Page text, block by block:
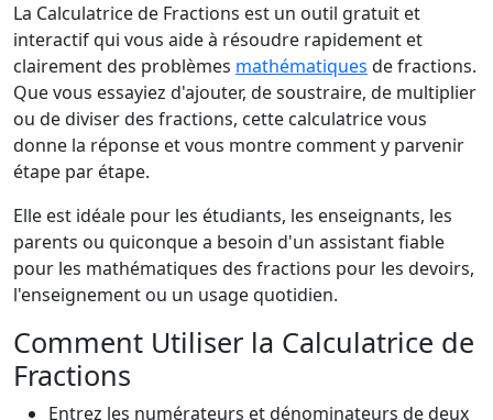
La Calculatrice de Fractions est un outil gratuit et
interactif qui vous aide à résoudre rapidement et
clairement des problèmes mathématiques de fractions.
Que vous essayiez d'ajouter, de soustraire, de multiplier
ou de diviser des fractions, cette calculatrice vous
donne la réponse et vous montre comment y parvenir
étape par étape.
Elle est idéale pour les étudiants, les enseignants, les
parents ou quiconque a besoin d'un assistant fiable
pour les mathématiques des fractions pour les devoirs,
l'enseignement ou un usage quotidien.
Comment Utiliser la Calculatrice de
Fractions
Entrez les numérateurs et dénominateurs de deux